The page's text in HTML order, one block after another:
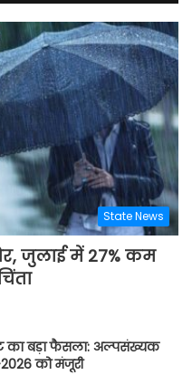
State News
जुलाई में 27% कम
का बड़ा फैसला: अल्पसंख्यक
को मंजूरी